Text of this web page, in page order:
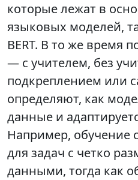
которые лежат в
языковых моделей,
BERT. В то же время
— с учителем, без
подкреплением или
определяют, как
данные и
Например, обучение
для задач с четко
данными, тогда как